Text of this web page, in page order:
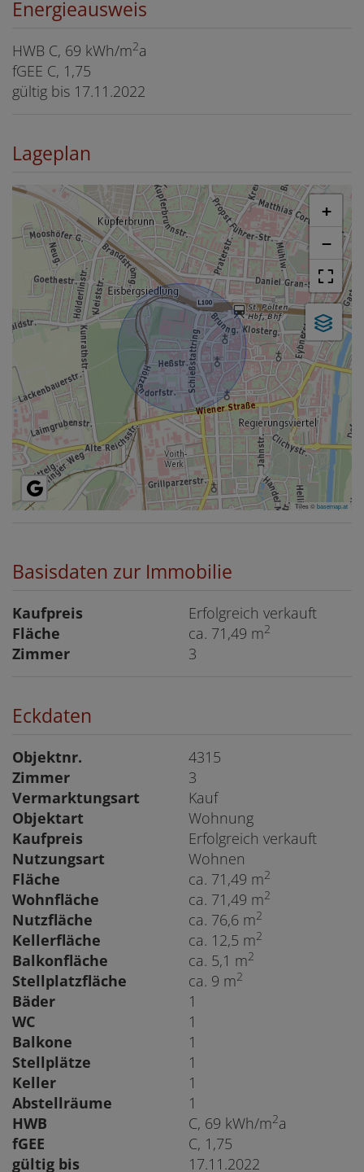
Energieausweis
HWB C, 69 kWh/m2a
fGEE C, 1,75
gültig bis 17.11.2022
Lageplan
+
−
Tiles ©basemap.at
Basisdaten zur Immobilie
Kaufpreis
Erfolgreich verkauft
Fläche
ca. 71,49 m2
Zimmer 3
Eckdaten
Objektnr.
4315
Zimmer
3
Vermarktungsart
Kauf
Objektart
Wohnung
Kaufpreis
Erfolgreich verkauft
Nutzungsart
Wohnen
Fläche
ca. 71,49 m2
Wohnfläche ca. 71,49 m2
Nutzfläche ca. 76,6 m2
Kellerfläche ca. 12,5 m2
Balkonfläche ca. 5,1 m2
Stellplatzfläche ca. 9 m2
Bäder
1
WC
1
Balkone
1
Stellplätze
1
Keller
1
Abstellräume
1
HWB
C, 69 kWh/m2a
fGEE
C, 1,75
gültig bis
17.11.2022